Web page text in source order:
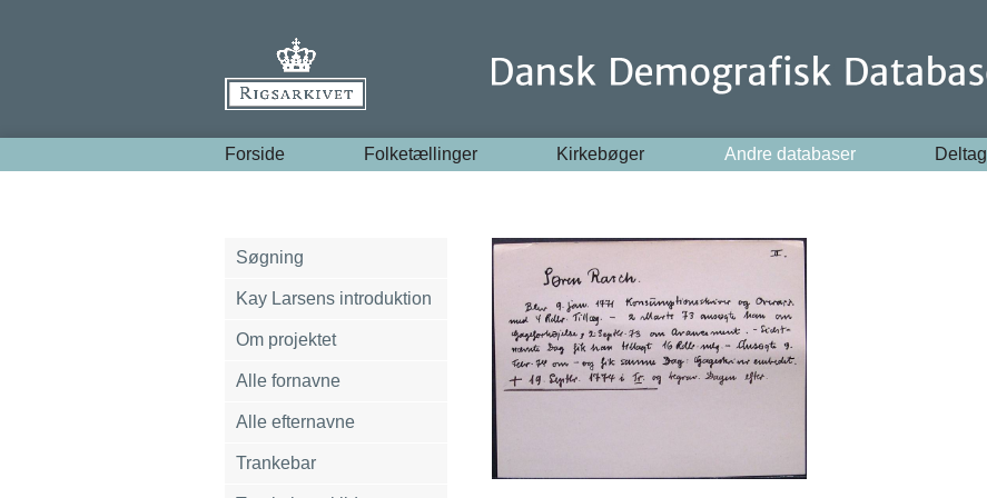
Forside Folketællinger Kirkebøger Andre databaser Deltag
Søgning
Kay Larsens introduktion
Om projektet
Alle fornavne
Alle efternavne
Trankebar